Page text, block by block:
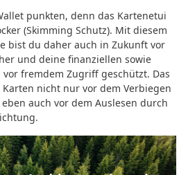
punkten, denn das Kartenetui
(Skimming Schutz). Mit diesem
bist du daher auch in Zukunft vor
und deine finanziellen sowie
fremdem Zugriff geschützt. Das
nicht nur vor dem Verbiegen
auch vor dem Auslesen durch